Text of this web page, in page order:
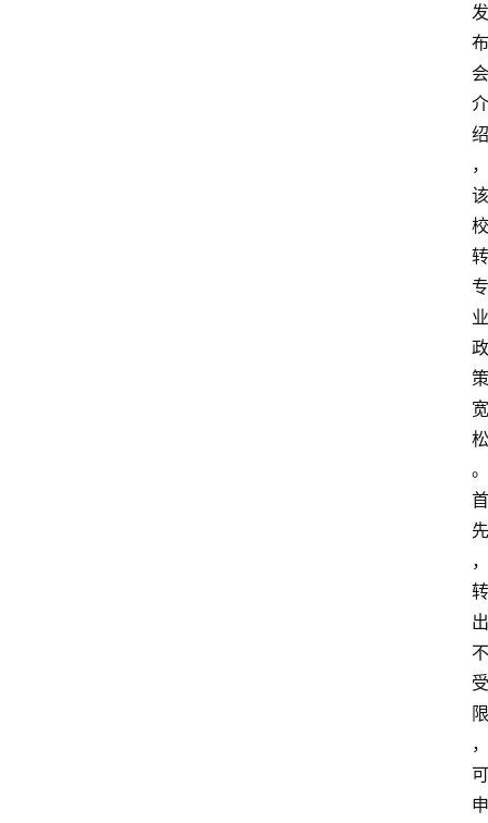
发
布
会
介
绍
，
该
校
转
专
业
政
策
宽
松
。
首
先
，
转
出
不
受
限
，
可
申